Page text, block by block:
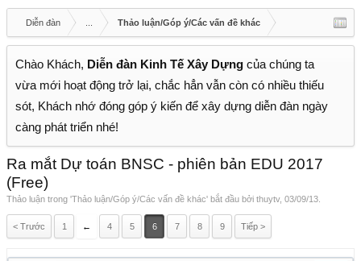
Diễn đàn Thảo luận/Góp ý/Các vấn đề khác
Chào Khách, Diễn đàn Kinh Tế Xây Dựng của chúng ta
vừa mới hoạt động trở lại, chắc hẳn vẫn còn có nhiều thiếu
sót, Khách nhớ đóng góp ý kiến để xây dựng diễn đàn ngày
càng phát triển nhé!
Ra mắt Dự toán BNSC - phiên bản EDU 2017
(Free)
Thảo luận trong 'Thảo luận/Góp ý/Các vấn đề khác' bắt đầu bởi thuytv, 03/09/13
< Trước 1 ← 4 5 6 7 8 9 Tiếp >